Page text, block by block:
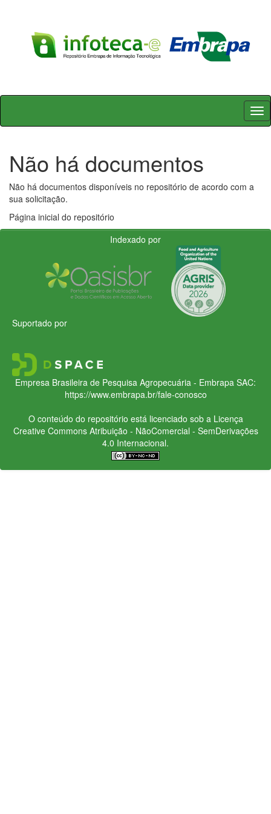
Skip
Não há documentos
Não há documentos disponíveis no repositório de acordo com a
sua solicitação.
Página inicial do repositório
Indexado por
Suportado por
Empresa Brasileira de Pesquisa Agropecuária - Embrapa SAC:
https://www.embrapa.br/fale-conosco
O conteúdo do repositório está licenciado sob a Licença
Creative CommonsAtribuição - NãoComercial - SemDerivações
4.0 Internacional.